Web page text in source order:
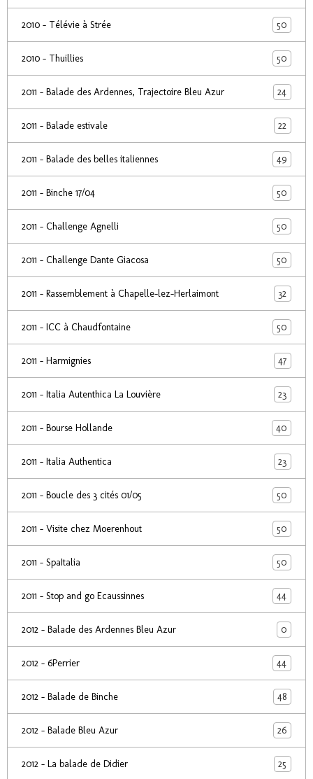
2010 - Télévie à Strée 50
2010 - Thuillies 50
2011 - Balade des Ardennes, Trajectoire Bleu Azur 24
2011 - Balade estivale 22
2011 - Balade des belles italiennes 49
2011 - Binche 17/04 50
2011 - Challenge Agnelli 50
2011 - Challenge Dante Giacosa 50
2011 - Rassemblement à Chapelle-lez-Herlaimont 32
2011 - ICC à Chaudfontaine 50
2011 - Harmignies 47
2011 - Italia Autenthica La Louvière 23
2011 - Bourse Hollande 40
2011 - Italia Authentica 23
2011 - Boucle des 3 cités 01/05 50
2011 - Visite chez Moerenhout 50
2011 - SpaItalia 50
2011 - Stop and go Ecaussinnes 44
2012 - Balade des Ardennes Bleu Azur 0
2012 - 6Perrier 44
2012 - Balade de Binche 48
2012 - Balade Bleu Azur 26
2012 - La balade de Didier 25